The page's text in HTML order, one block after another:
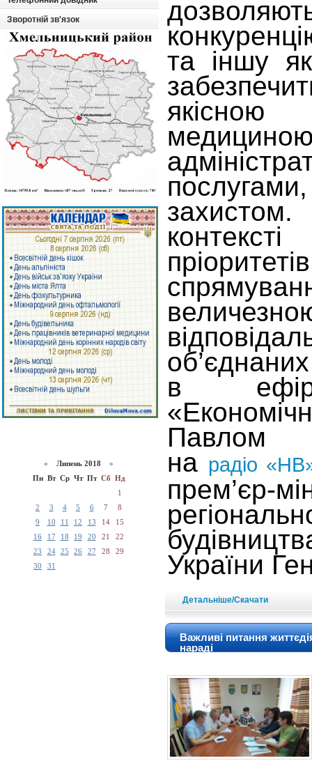
Зворотній зв'язок
« Липень 2018 »
Пн Вт Ср Чт Пт Сб Нд
1
2
3 4 5 6 7
8
9
10 11 12 13 14
15
16
17 18 19 20 21
22
23
24 25 26 27 28
29
30
31
та іншу
в
Павлом
на радіо
прем’єр-
України
Детальніше/Скачати
Важливі питання
нараді